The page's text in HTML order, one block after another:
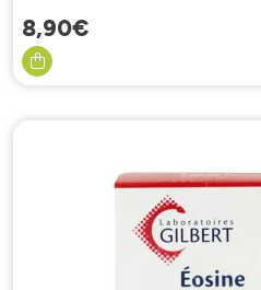
8,90€